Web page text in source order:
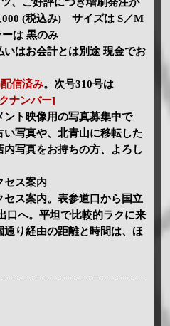
(税込み) サイズは S／M
は 黒のみ
はお会計とは別途 現金でお
信済み。次号310号は
ナンバー]
ト映像用の写真募集中で
写真や、北青山に移転した
写真をお持ちの方、よろし
セス案内
ス案内。表参道口から国立
口へ。平坦で比較的ラクに来
り経由の距離と時間は、ほ